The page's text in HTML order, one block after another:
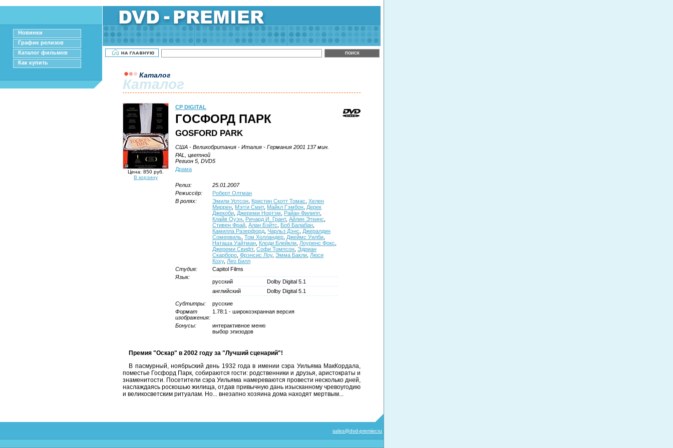
Новинки
График релизов
Каталог фильмов
Как купить
Каталог
Каталог
Цена: 850 руб.
В корзину
CP DIGITAL
ГОСФОРД ПАРК
GOSFORD PARK
США - Великобритания - Италия - Германия 2001 137 мин.
PAL, цветной
Регион 5, DVD5
Драма
Релиз:
25.01.2007
Режиссёр:
Роберт Олтман
В ролях:
Эмили Уотсон Кристин Скотт Томас Хелен
Миррен Мэгги Смит, Майкл Гэмбон Дерек
Джекоби Джереми Нортэм Райан Филипп
Клайв Оуэн Ричард И. Грант, Айлин Эткинс
Стивен Фрай Алан Бэйтс Боб Балабан
Камилла Разерфорд Чарльз Дэнс
Джералдин
Сомервиль Том Холландер Джеймс Уилби
Наташа Уайтман Клоди Блейкли Лоуренс Фокс
Джереми Свифт, Софи Томпсон Эдриан
Скарборо Фрэнсис Лоу, Эмма Бакли Люси
Коху, Лео Билл
Студия:
Capitol Films
Язык:
русский
Dolby Digital 5.1
английский
Dolby Digital 5.1
Субтитры:
русские
Формат
изображения:
1.78:1 - широкоэкранная версия
Бонусы:
интерактивное меню
выбор эпизодов
Премия "Оскар" в 2002 году за "Лучший сценарий"!
В пасмурный, ноябрьский день 1932 года в имении сэра Уильяма МакКордала,
поместье Госфорд Парк, собираются гости: родственники и друзья, аристократы и
знаменитости. Посетители сэра Уильяма намереваются провести несколько дней,
наслаждаясь роскошью жилища, отдав привычную дань изысканному чревоугодию
и великосветским ритуалам. Но... внезапно хозяина дома находят мертвым...
sales@dvd-premier.ru